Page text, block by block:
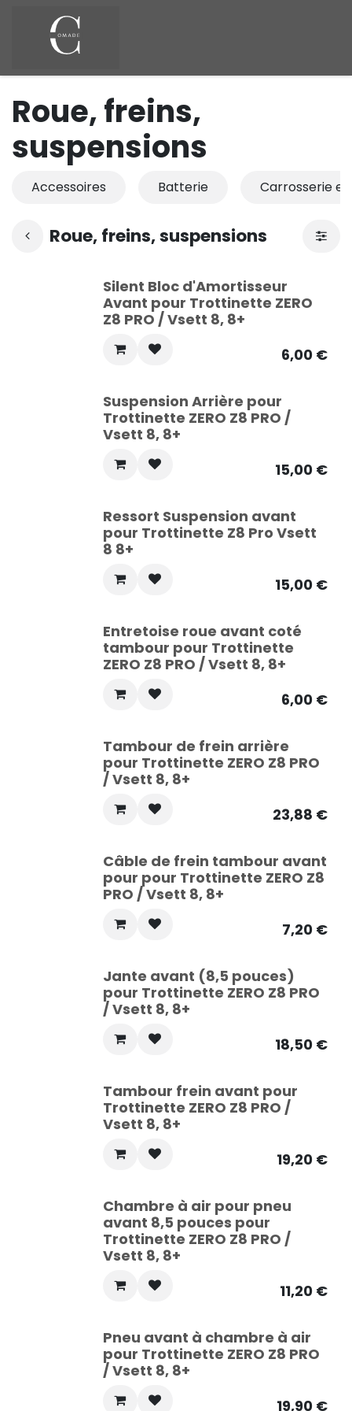
Roue, freins,
suspensions
Accessoires Batterie Carrosserie
Roue, freins, suspensions
Silent Bloc d'Amortisseur
Avant pour Trottinette ZERO
Z8 PRO / Vsett 8, 8+
6,00€
Suspension Arrière pour
Trottinette ZERO Z8 PRO /
Vsett 8, 8+
15,00€
Ressort Suspension avant
pour Trottinette Z8 Pro Vsett
8 8+
15,00€
Entretoise roue avant coté
tambour pour Trottinette
ZERO Z8 PRO / Vsett 8, 8+
6,00€
Tambour de frein arrière
pour Trottinette ZERO Z8 PRO
/ Vsett 8, 8+
23,88 €
Câble de frein tambour avant
pour pour Trottinette ZERO Z8
PRO / Vsett 8, 8+
7,20€
Jante avant (8,5 pouces)
pour Trottinette ZERO Z8 PRO
/ Vsett 8, 8+
18,50€
Tambour frein avant pour
Trottinette ZERO Z8 PRO /
Vsett 8, 8+
19,20€
Chambre à air pour pneu
avant 8,5 pouces pour
Trottinette ZERO Z8 PRO /
Vsett 8, 8+
11,20€
Pneu avant à chambre à air
pour Trottinette ZERO Z8 PRO
/ Vsett 8, 8+
19,90€